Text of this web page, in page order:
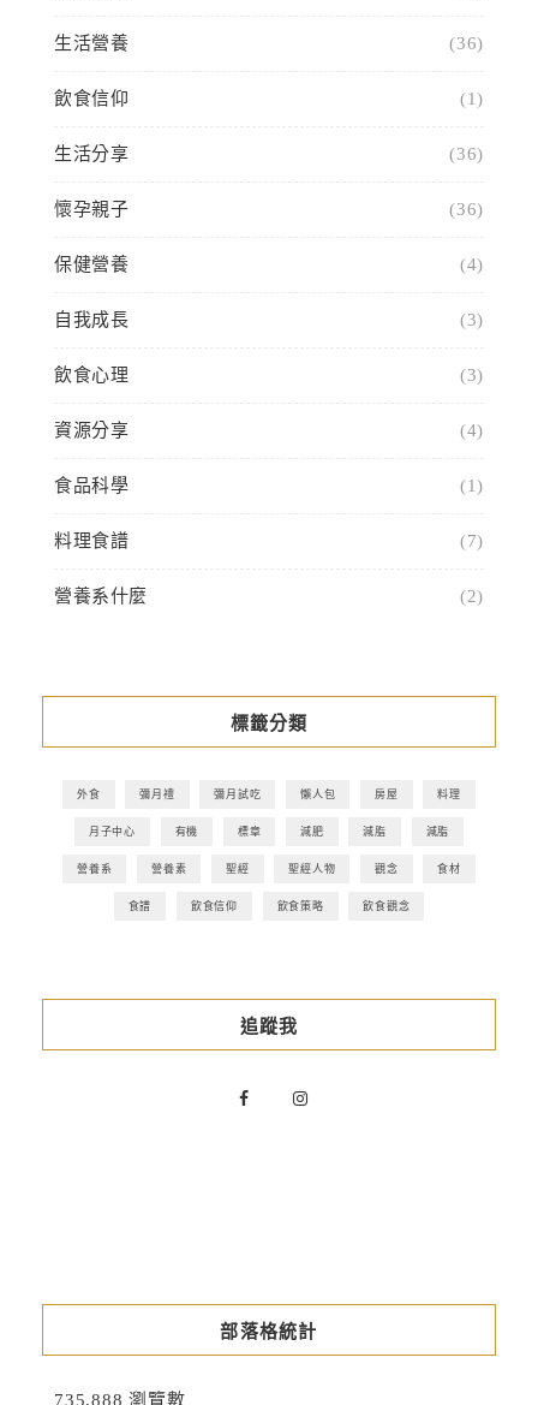
生活營養 (36)
飲食信仰 (1)
生活分享 (36)
懷孕親子 (36)
保健營養 (4)
自我成長 (3)
飲食心理 (3)
資源分享 (4)
食品科學 (1)
料理食譜 (7)
營養系什麼 (2)
標籤分類
外食 彌月禮 彌月試吃 懶人包 房屋 料理
月子中心 有機 標章 減肥 減脂 減脂
營養系 營養素 聖經 聖經人物 觀念 食材
食譜 飲食信仰 飲食策略 飲食觀念
追蹤我
部落格統計
735,888 瀏覽數